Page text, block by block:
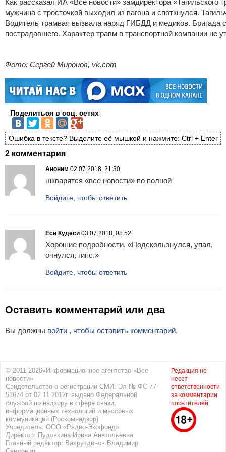
мужчина с тросточкой выходил из вагона и споткнулся.
Водитель трамвая вызвала наряд ГИБДД и медиков. Бригада
пострадавшего. Характер травм в транспортной компании не
Фото: Сергей Миронов, vk.com
Поделиться в соц. сетях
Ошибка в тексте? Выделите её мышкой и нажмите: Ctrl + Enter
2 комментария
Аноним 02.07.2018, 21:30
шкварятся «все новости» по полной
Войдите, чтобы ответить
Еси Кудеси 03.07.2018, 08:52
Хорошие подробности. «Подскользнулся, упал,
очнулся, гипс.»
Войдите, чтобы ответить
Оставить комментарий или два
Вы должны войти , чтобы оставить комментарий.
© 2011-2026«Информационное агентство «Все
новости»
Свидетельство о регистрации СМИ: Эл № ФС 77-
51674 от 02.11.2012г. выдано Федеральной
службой по надзору в сфере связи,
информационных технологий и массовых
коммуникаций (Роскомнадзор)
Учредитель: ООО «Радио-Экофонд»
Директор: Пудовкина Ирина Анатольевна
Главный редактор: Вахрутдинов Владимир
Редакция не
несет
ответственности
за комментарии
посетителей